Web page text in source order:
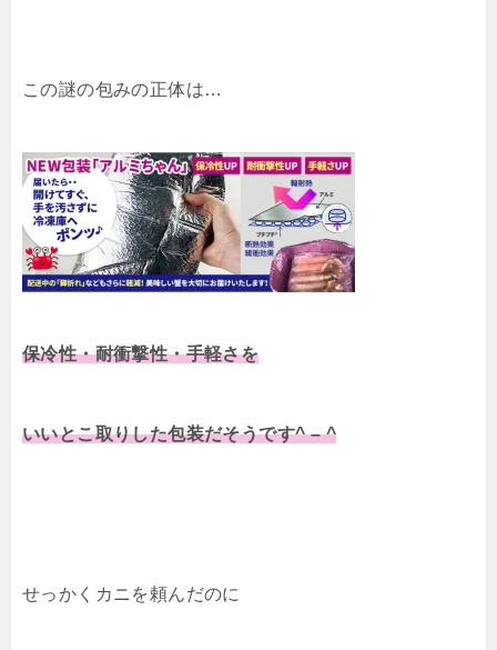
この謎の包みの正体は…
保冷性・耐衝撃性・手軽さを
いいとこ取りした包装だそうです^ – ^
せっかくカニを頼んだのに